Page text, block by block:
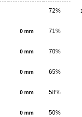
72%
0 mm 71%
0 mm 70%
0 mm 65%
0 mm 58%
0 mm 50%